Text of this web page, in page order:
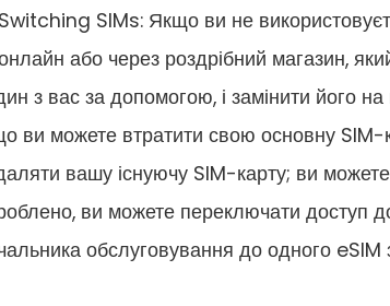
SIMs: Якщо ви не
або через роздрібний магазин,
з вас за допомогою, і замінити його
ви можете втратити свою основну SIM-
вашу існуючу SIM-карту; ви
ви можете переключати доступ
обслуговування до одного eSIM